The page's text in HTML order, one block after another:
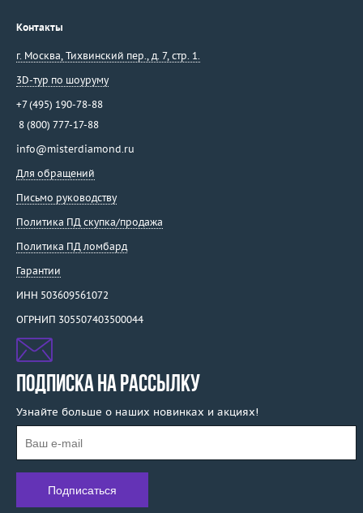
Контакты
г. Москва, Тихвинский пер., д. 7, стр. 1.
3D-тур по шоуруму
+7 (495) 190-78-88
8 (800) 777-17-88
info@misterdiamond.ru
Для обращений
Письмо руководству
Политика ПД скупка/продажа
Политика ПД ломбард
Гарантии
ИНН 503609561072
ОГРНИП 305507403500044
ПОДПИСКА НА РАССЫЛКУ
Узнайте больше о наших новинках и акциях!